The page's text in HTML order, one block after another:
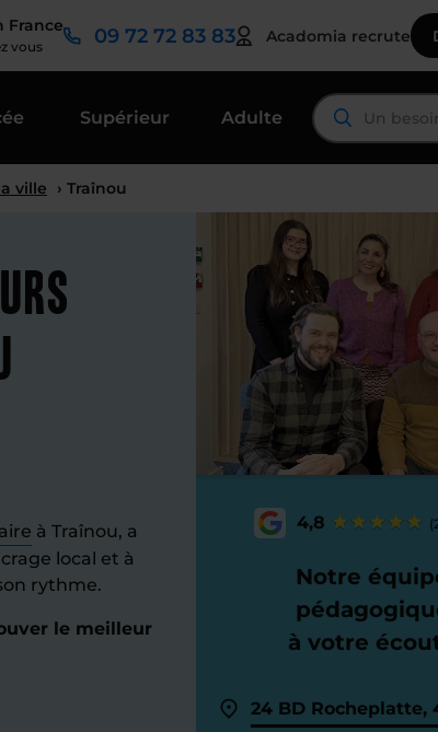
France
vous 09 72 72 83 83 Acadomia recrute
Supérieur Adulte
ville › Traînou
à Traînou, a
local et à
rythme.
le meilleur
4,8
Notre
à votre
24 BD Rocheplatte,